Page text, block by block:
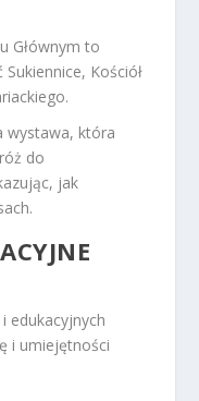
Głównym to
Kościół
wystawa, która
do
jak
edukacyjnych
i umiejętności